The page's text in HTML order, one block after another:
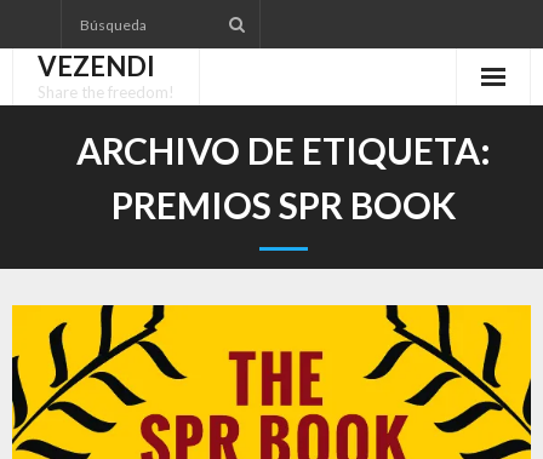
al
contenidoVEZENDI
Share the freedom!
ARCHIVO DE ETIQUETA:
PREMIOS SPR BOOK